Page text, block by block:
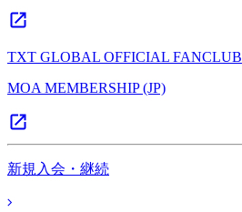
TXT GLOBAL OFFICIAL FANCLUB
MOA MEMBERSHIP (JP)
新規入会・継続